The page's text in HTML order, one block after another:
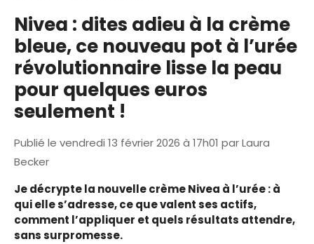
Nivea : dites adieu à la crème
bleue, ce nouveau pot à l’urée
révolutionnaire lisse la peau
pour quelques euros
seulement !
Publié le vendredi 13 février 2026 à 17h01 parLaura
Becker
Je décrypte la nouvelle crème Nivea à l’urée : à
qui elle s’adresse, ce que valent ses actifs,
comment l’appliquer et quels résultats attendre,
sans surpromesse.